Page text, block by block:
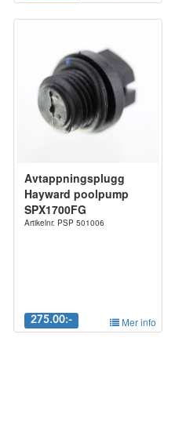
Avtappningsplugg
Hayward poolpump
SPX1700FG
Artikelnr. PSP 501006
275.00:- Mer info